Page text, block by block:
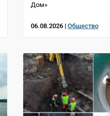
Дом»
06.08.2026 | Общество